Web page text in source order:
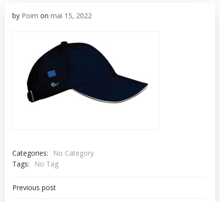
by Poim on mai 15, 2022
Categories:
No Category
Tags:
No Tag
Navigare
Previous post